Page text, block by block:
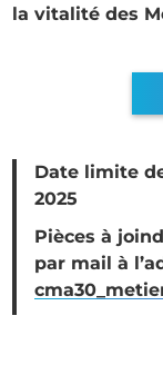
la vitalité des
Date limite
2025
Pièces à
par mail à